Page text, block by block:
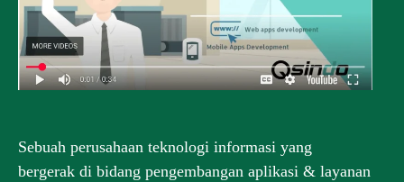
Sebuah perusahaan teknologi informasi yang
bergerak di bidang pengembangan aplikasi & layanan